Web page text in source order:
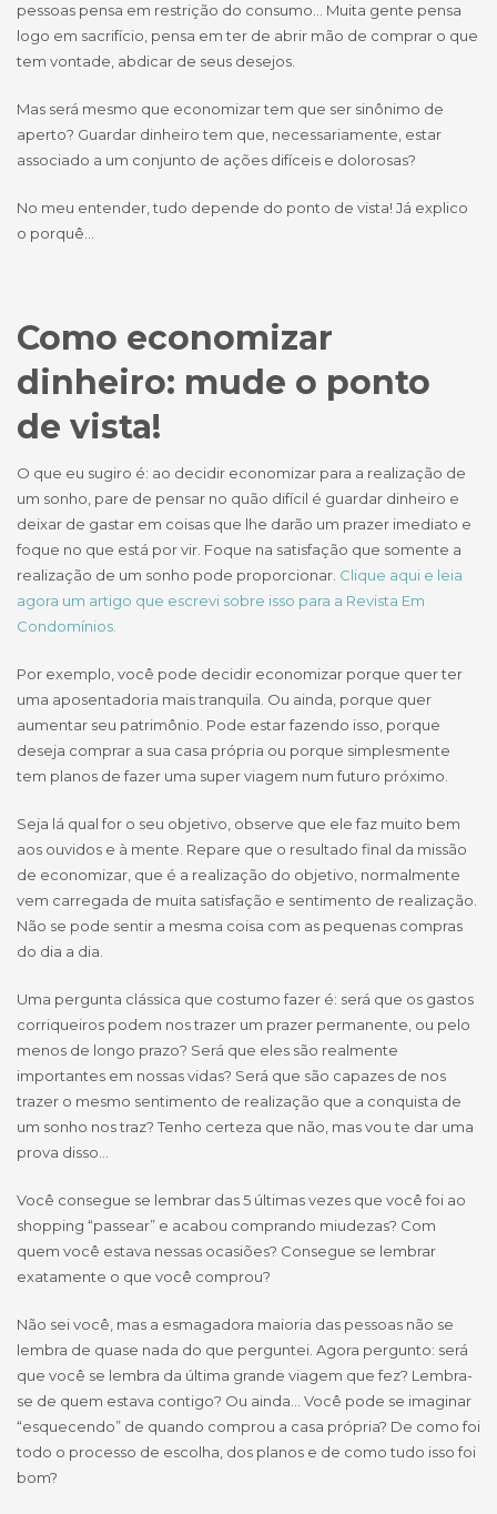
pessoas pensa em restrição do consumo… Muita gente pensa
logo em sacrifício, pensa em ter de abrir mão de comprar o que
tem vontade, abdicar de seus desejos.
Mas será mesmo que economizar tem que ser sinônimo de
aperto? Guardar dinheiro tem que, necessariamente, estar
associado a um conjunto de ações difíceis e dolorosas?
No meu entender, tudo depende do ponto de vista! Já explico
o porquê…
Como economizar
dinheiro: mude o ponto
de vista!
O que eu sugiro é: ao decidir economizar para a realização de
um sonho, pare de pensar no quão difícil é guardar dinheiro e
deixar de gastar em coisas que lhe darão um prazer imediato e
foque no que está por vir. Foque na satisfação que somente a
realização de um sonho pode proporcionar. Clique aqui e leia
agora um artigo que escrevi sobre isso para a Revista Em
Condomínios.
Por exemplo, você pode decidir economizar porque quer ter
uma aposentadoria mais tranquila. Ou ainda, porque quer
aumentar seu patrimônio. Pode estar fazendo isso, porque
deseja comprar a sua casa própria ou porque simplesmente
tem planos de fazer uma super viagem num futuro próximo.
Seja lá qual for o seu objetivo, observe que ele faz muito bem
aos ouvidos e à mente. Repare que o resultado final da missão
de economizar, que é a realização do objetivo, normalmente
vem carregada de muita satisfação e sentimento de realização.
Não se pode sentir a mesma coisa com as pequenas compras
do dia a dia.
Uma pergunta clássica que costumo fazer é: será que os gastos
corriqueiros podem nos trazer um prazer permanente, ou pelo
menos de longo prazo? Será que eles são realmente
importantes em nossas vidas? Será que são capazes de nos
trazer o mesmo sentimento de realização que a conquista de
um sonho nos traz? Tenho certeza que não, mas vou te dar uma
prova disso…
Você consegue se lembrar das 5 últimas vezes que você foi ao
shopping “passear” e acabou comprando miudezas? Com
quem você estava nessas ocasiões? Consegue se lembrar
exatamente o que você comprou?
Não sei você, mas a esmagadora maioria das pessoas não se
lembra de quase nada do que perguntei. Agora pergunto: será
que você se lembra da última grande viagem que fez? Lembra-
se de quem estava contigo? Ou ainda… Você pode se imaginar
“esquecendo” de quando comprou a casa própria? De como foi
todo o processo de escolha, dos planos e de como tudo isso foi
bom?